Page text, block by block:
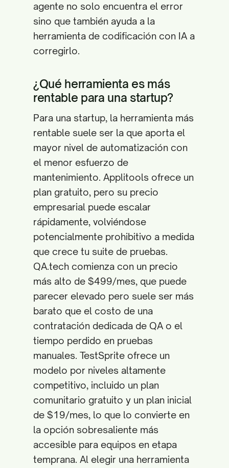
agente no solo encuentra el error
sino que también ayuda a la
herramienta de codificación con IA a
corregirlo.
¿Qué herramienta es más
rentable para una startup?
Para una startup, la herramienta más
rentable suele ser la que aporta el
mayor nivel de automatización con
el menor esfuerzo de
mantenimiento. Applitools ofrece un
plan gratuito, pero su precio
empresarial puede escalar
rápidamente, volviéndose
potencialmente prohibitivo a medida
que crece tu suite de pruebas.
QA.tech comienza con un precio
más alto de $499/mes, que puede
parecer elevado pero suele ser más
barato que el costo de una
contratación dedicada de QA o el
tiempo perdido en pruebas
manuales. TestSprite ofrece un
modelo por niveles altamente
competitivo, incluido un plan
comunitario gratuito y un plan inicial
de $19/mes, lo que lo convierte en
la opción sobresaliente más
accesible para equipos en etapa
temprana. Al elegir una herramienta